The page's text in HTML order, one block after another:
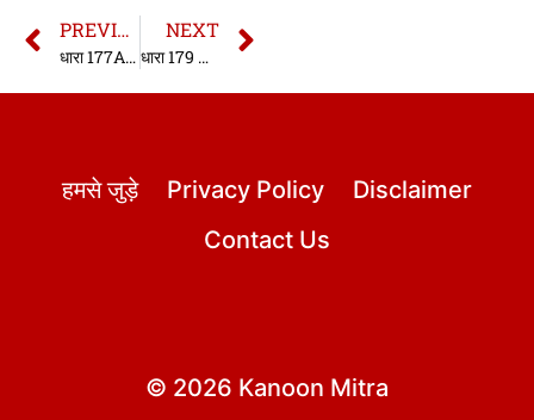
PREVIOUS
धारा 177A मोटर यान अधिनियम, 1988 | मोटर यान अधिनियम, 1988 की धारा 177A | Section 177A of Motor Vehicles Act 1988 in hindi | sec.177A MV ACT,1988 in hindi
NEXT
धारा 179 मोटर यान अधिनियम, 1988 | मोटर यान अधिनियम, 1988 की धारा 179 | Section 179 of Motor Vehicles Act 1988 in hindi | sec.179 MV ACT,1988 in hindi
हमसे जुड़े Privacy Policy
Disclaimer
Contact Us
© 2026 Kanoon Mitra